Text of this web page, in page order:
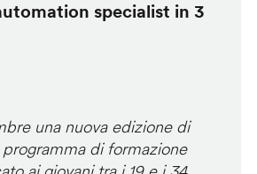
specialist in 3
una nuova edizione di
programma di formazione